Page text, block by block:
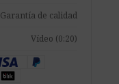
Garantía de calidad
Vídeo (0:20)